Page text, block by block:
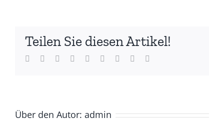
Teilen Sie diesen Artikel!
Facebook
TwitterLinkedIn
Reddit Whatsapp
TumblrPinterest
Über den Autor: admin